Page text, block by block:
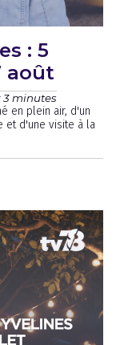
: 5
août
3 minutes
en plein air, d'un
et d'une visite à la